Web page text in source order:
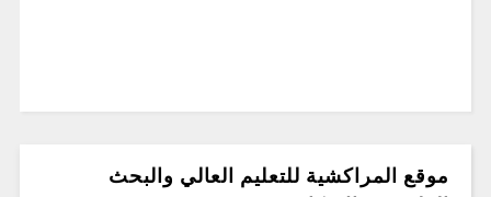
موقع المراكشية للتعليم العالي والبحث